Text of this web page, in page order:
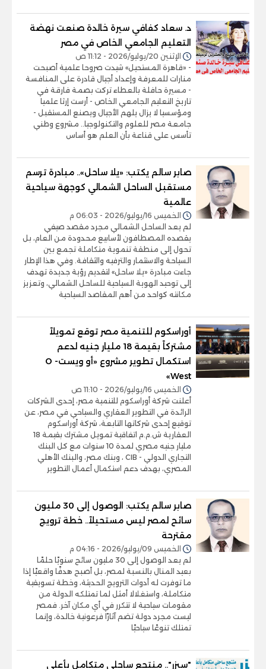
د. سعاد كفافي سيرة خالدة صنعت نهضة
التعليم الجامعي الخاص في مصر
الإثنين 20/يوليو/2026 - 11:12 ص
- «قاهرة المستحيل» شيدت صروحا علمية أصبحت
منارات للمعرفة وإعداد أجيال قادرة على المنافسة
- مسيرة حافلة بالعطاء تركت بصمة فارقة في
تاريخ التعليم الجامعي الخاص - أرست إرثا علميا
ومؤسسيا لا يزال يلهم الأجيال ويصنع المستقبل -
جامعة مصر للعلوم والتكنولوجيا.. مشروع وطني
تأسس على قناعة بأن العلم هو أساس
صابر سالم يكتب: «يلا ساحل».. مبادرة ترسم
مستقبل الساحل الشمالي كوجهة سياحية
عالمية
الخميس 16/يوليو/2026 - 06:03 م
لم يعد الساحل الشمالي مجرد مقصد صيفي
يقصده المصطافون لأسابيع محدودة من العام، بل
تحول إلى منطقة تنموية متكاملة تجمع بين
السياحة والاستثمار والترفيه والثقافة. وفي هذا الإطار
جاءت مبادرة «يلا ساحل» لتقديم رؤية جديدة تهدف
إلى توحيد الهوية السياحية للساحل الشمالي، وتعزيز
مكانته كواحد من أهم المقاصد السياحية
أوراسكوم للتنمية مصر توقع تمويلاً
مشتركاً بقيمة 18 مليار جنيه لدعم
استكمال تطوير مشروع «أو ويست- O
West»
الخميس 16/يوليو/2026 - 11:10 ص
أعلنت شركة أوراسكوم للتنمية مصر، إحدى الشركات
الرائدة في التطوير العقاري والسياحي في مصر، عن
توقيع إحدى شركاتها التابعة، شركة أوراسكوم
العقارية ش.م.م اتفاقية تمويل مشترك بقيمة 18
مليار جنيه مصري لمدة 10 سنوات مع كل البنك
التجاري الدولي - CIB ، وبنك مصر، والبنك الأهلي
المصري، بهدف دعم استكمال أعمال التطوير
صابر سالم يكتب: الوصول إلى 30 مليون
سائح لمصر ليس مستحيلاً.. خطة ترويج
مقترحة
الخميس 09/يوليو/2026 - 04:16 م
لم يعد الوصول إلى 30 مليون سائح سنويًا حلمًا
بعيد المنال بالنسبة لمصر، بل أصبح هدفًا واقعيًا إذا
ما توفرت له أدوات الترويج الحديثة، وخطة تسويقية
متكاملة، واستغلالا أمثل لما تمتلكه الدولة من
مقومات سياحية لا تتكرر في أي مكان آخر. فمصر
ليست مجرد دولة تضم آثارًا فرعونية خالدة، وإنما
تمتلك تنوعًا سياحيًا
"سيزر".. منتجع ساحلي متكامل بأعلى